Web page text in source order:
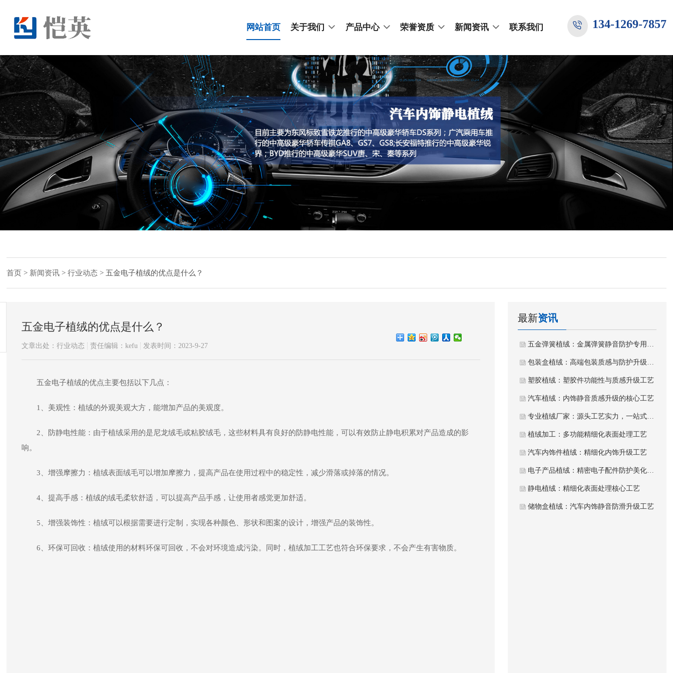
网站首页 关于我们 产品中心 荣誉资质 新闻资讯 联系我们 134-1269-7857
首页 > 新闻资讯 >行业动态 > 五金电子植绒的优点是什么？
五金电子植绒的优点是什么？
文章出处：行业动态 责任编辑：kefu 发表时间：2023-9-27
五金电子植绒的优点主要包括以下几点：
1、美观性：植绒的外观美观大方，能增加产品的美观度。
2、防静电性能：由于植绒采用的是尼龙绒毛或粘胶绒毛，这些材料具有良好的防静电性能，可以有效防止静电积累对产品造成的影
响。
3、增强摩擦力：植绒表面绒毛可以增加摩擦力，提高产品在使用过程中的稳定性，减少滑落或掉落的情况。
4、提高手感：植绒的绒毛柔软舒适，可以提高产品手感，让使用者感觉更加舒适。
5、增强装饰性：植绒可以根据需要进行定制，实现各种颜色、形状和图案的设计，增强产品的装饰性。
6、环保可回收：植绒使用的材料环保可回收，不会对环境造成污染。同时，植绒加工工艺也符合环保要求，不会产生有害物质。
最新资讯
五金弹簧植绒：金属弹簧静音防护专用植绒工艺
包装盒植绒：高端包装质感与防护升级工艺
塑胶植绒：塑胶件功能性与质感升级工艺
汽车植绒：内饰静音质感升级的核心工艺
专业植绒厂家：源头工艺实力，一站式植绒加工服务
植绒加工：多功能精细化表面处理工艺
汽车内饰件植绒：精细化内饰升级工艺
电子产品植绒：精密电子配件防护美化工艺
静电植绒：精细化表面处理核心工艺
储物盒植绒：汽车内饰静音防滑升级工艺